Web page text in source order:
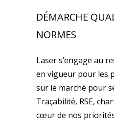
DÉMARCHE
NORMES
Laser s’engage au
en vigueur pour les
sur le marché pour
Traçabilité, RSE,
cœur de nos